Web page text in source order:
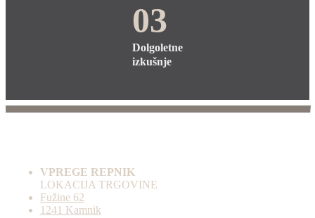
03
Dolgoletne
izkušnje
VPREGE REPNIK
LOKACIJA TRGOVINE
Fužine 62
1241 Kamnik